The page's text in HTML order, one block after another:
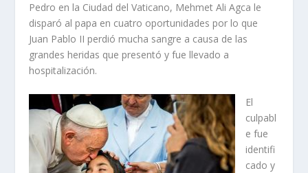
Pedro en la Ciudad del Vaticano, Mehmet Ali Agca le
disparó al papa en cuatro oportunidades por lo que
Juan Pablo II perdió mucha sangre a causa de las
grandes heridas que presentó y fue llevado a
hospitalización.
El
culpabl
e fue
identifi
cado y